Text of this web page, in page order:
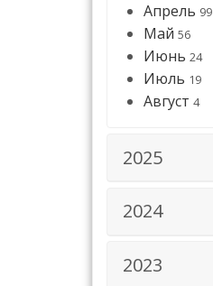
Апрель 99
Май 56
Июнь 24
Июль 19
Август 4
2025
2024
2023